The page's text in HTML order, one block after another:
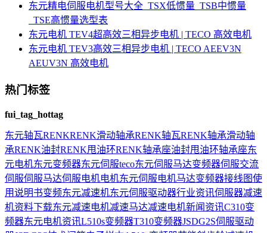
东元精电伺服电机型号大全_TSX低惯量_TSB中惯量
_TSE高惯量选型表
东元电机 TEV4超高效三相异步电机 | TECO 高效电机
东元电机 TEV3高效三相异步电机 | TECO AEEV3N
AEUV3N 高效电机
热门标签
fui_tag_hottag
东元轴瓦RENKRENK滑动轴承RENK轴瓦RENK轴承滑动轴
承RENK油封RENK甩油环RENK轴承座油封甩油环轴承座东
元电机东元变频器东元伺服teco东元伺服马达变频器伺服交流
伺服伺服马达伺服电机电机东元伺服电机马达变频器接线图使
用说明书变频东元减速机东元伺服驱动器行业资讯伺服器减速
机资料下载东元减速电机减速马达减速电机新闻资讯C310变
频器东元电机资讯L510s变频器T310变频器JSDG2S伺服驱动